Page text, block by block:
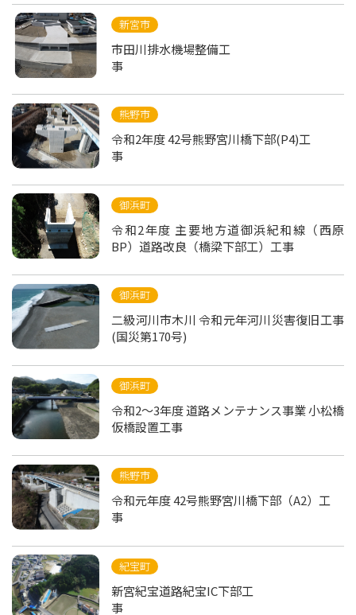
新宮市
市田川排水機場整備工
事
熊野市
令和2年度 42号熊野宮川橋下部(P4)工
事
御浜町
令和2年度 主要地方道御浜紀和線（西原
BP）道路改良（橋梁下部工）工事
御浜町
二級河川市木川 令和元年河川災害復旧工事
(国災第170号)
御浜町
令和2～3年度 道路メンテナンス事業 小松橋
仮橋設置工事
熊野市
令和元年度 42号熊野宮川橋下部（A2）工
事
紀宝町
新宮紀宝道路紀宝IC下部工
事